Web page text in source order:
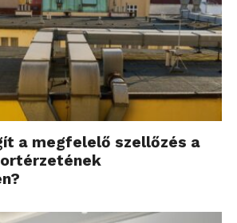
a megfelelő szellőzés a